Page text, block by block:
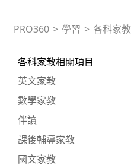
PRO360 > 學習 > 各科家教
各科家教相關項目
英文家教
數學家教
伴讀
課後輔導家教
國文家教